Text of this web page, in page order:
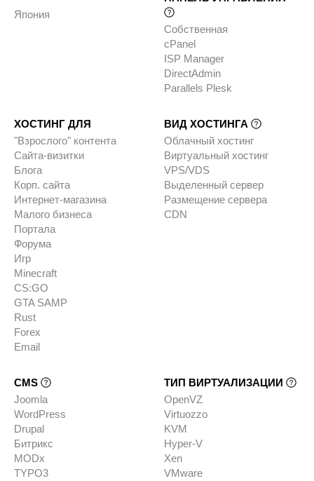
Япония
Собственная
cPanel
ISP Manager
DirectAdmin
Parallels Plesk
ХОСТИНГ ДЛЯ
"Взрослого" контента
Сайта-визитки
Блога
Корп. сайта
Интернет-магазина
Малого бизнеса
Портала
Форума
Игр
Minecraft
CS:GO
GTA SAMP
Rust
Forex
Email
ВИД ХОСТИНГА
Облачный хостинг
Виртуальный хостинг
VPS/VDS
Выделенный сервер
Размещение сервера
CDN
CMS
Joomla
WordPress
Drupal
Битрикс
MODx
TYPO3
ТИП ВИРТУАЛИЗАЦИИ
OpenVZ
Virtuozzo
KVM
Hyper-V
Xen
VMware